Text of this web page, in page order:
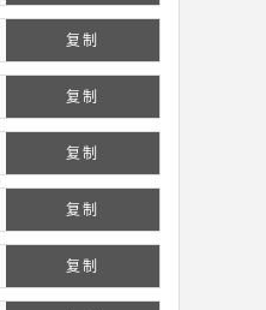
复制
复制
复制
复制
复制